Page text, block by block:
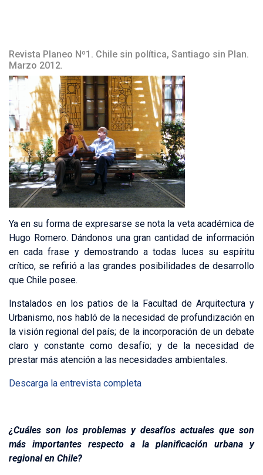
Revista Planeo Nº1. Chile sin política, Santiago sin Plan.
Marzo 2012.
Ya en su forma de expresarse se nota la veta académica de
Hugo Romero. Dándonos una gran cantidad de información
en cada frase y demostrando a todas luces su espíritu
crítico, se refirió a las grandes posibilidades de desarrollo
que Chile posee.
Instalados en los patios de la Facultad de Arquitectura y
Urbanismo, nos habló de la necesidad de profundización en
la visión regional del país; de la incorporación de un debate
claro y constante como desafío; y de la necesidad de
prestar más atención a las necesidades ambientales.
Descarga la entrevista completa
¿Cuáles son los problemas y desafíos actuales que son
más importantes respecto a la planificación urbana y
regional en Chile?